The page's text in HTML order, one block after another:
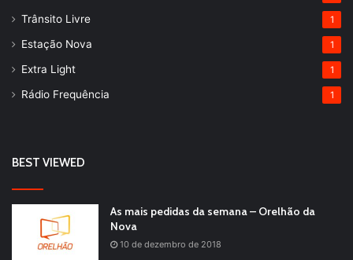
Trânsito Livre 1
Estação Nova 1
Extra Light 1
Rádio Frequência 1
BEST VIEWED
As mais pedidas da semana – Orelhão da
Nova
10 de dezembro de 2018